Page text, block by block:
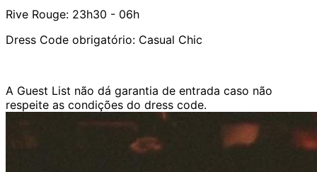
Rive Rouge: 23h30 - 06h
Dress Code obrigatório: Casual Chic
A Guest List não dá garantia de entrada caso não
respeite as condições do dress code.